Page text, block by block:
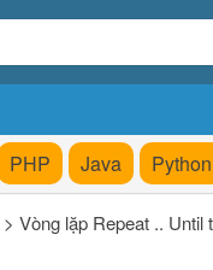
PHP Java Python
> Vòng lặp Repeat .. Until